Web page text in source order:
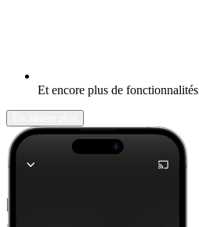
Et encore plus de fonctionnalités